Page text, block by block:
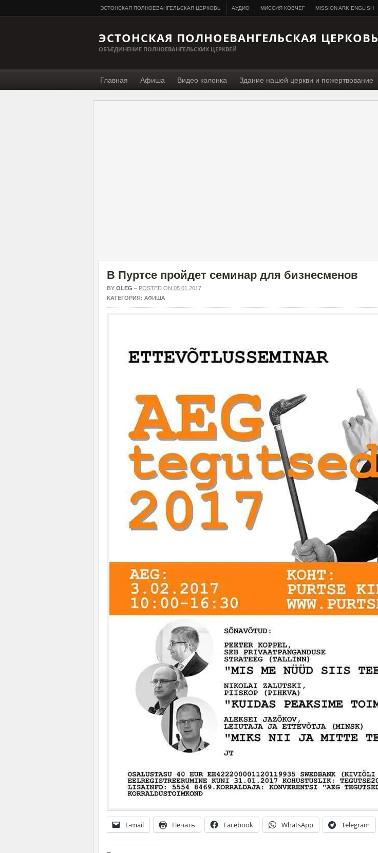
ЭСТОНСКАЯ ПОЛНОЕВАНГЕЛЬСКАЯ ЦЕРКОВЬ АУДИО МИССИЯ КОВЧЕГ MISSION ARK ENGLISH
ЭСТОНСКАЯ ПОЛНОЕВАНГЕЛЬСКАЯ ЦЕРКОВЬ
ОБЪЕДИНЕНИЕ ПОЛНОЕВАНГЕЛЬСКИХ ЦЕРКВЕЙ
Главная Афиша Видео колонка Здание нашей церкви и пожертвование
В Пуртсе пройдет семинар для бизнесменов
BY OLEG – POSTED ON 05.01.2017
КАТЕГОРИЯ: АФИША
E-mail Печать Facebook WhatsApp Telegram